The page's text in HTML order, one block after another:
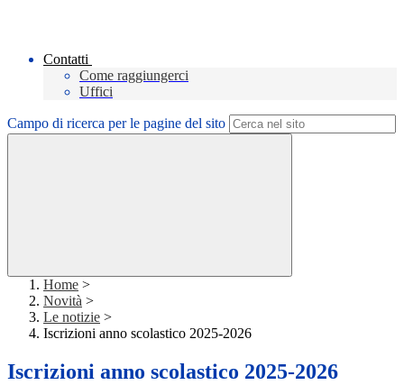
Contatti
Come raggiungerci
Uffici
Campo di ricerca per le pagine del sito
Home >
Novità >
Le notizie >
Iscrizioni anno scolastico 2025-2026
Iscrizioni anno scolastico 2025-2026